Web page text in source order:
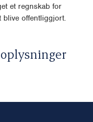
et regnskab for
offentliggjort.